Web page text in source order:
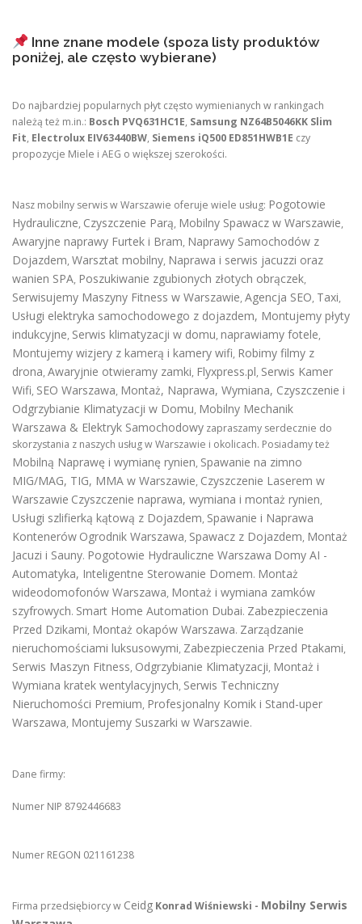
Inne znane modele (spoza listy produktów
poniżej, ale często wybierane)
Do najbardziej popularnych płyt często wymienianych w rankingach
należą też m.in.: Bosch PVQ631HC1E, Samsung NZ64B5046KK Slim
Fit, Electrolux EIV63440BW, Siemens iQ500 ED851HWB1E czy
propozycje Miele i AEG o większej szerokości.
Nasz mobilny serwis w Warszawie oferuje wiele usług: Pogotowie
Hydrauliczne, Czyszczenie Parą, Mobilny Spawacz w Warszawie,
Awaryjne naprawy Furtek i Bram, Naprawy Samochodów z
Dojazdem, Warsztat mobilny, Naprawa i serwis jacuzzi oraz
wanien SPA, Poszukiwanie zgubionych złotych obrączek,
Serwisujemy Maszyny Fitness w Warszawie, Agencja SEO, Taxi,
Usługi elektryka samochodowego z dojazdem, Montujemy płyty
indukcyjne, Serwis klimatyzacji w domu, naprawiamy fotele,
Montujemy wizjery z kamerą i kamery wifi, Robimy filmy z
drona, Awaryjnie otwieramy zamki, Flyxpress.pl, Serwis Kamer
Wifi, SEO Warszawa, Montaż, Naprawa, Wymiana, Czyszczenie i
Odgrzybianie Klimatyzacji w Domu, Mobilny Mechanik
Warszawa & Elektryk Samochodowy zapraszamy serdecznie do
skorzystania z naszych usług w Warszawie i okolicach. Posiadamy też
Mobilną Naprawę i wymianę rynien, Spawanie na zimno
MIG/MAG, TIG, MMA w Warszawie, Czyszczenie Laserem w
Warszawie Czyszczenie naprawa, wymiana i montaż rynien,
Usługi szlifierką kątową z Dojazdem, Spawanie i Naprawa
Kontenerów Ogrodnik Warszawa, Spawacz z Dojazdem, Montaż
Jacuzi i Sauny. Pogotowie Hydrauliczne Warszawa Domy AI -
Automatyka, Inteligentne Sterowanie Domem. Montaż
wideodomofonów Warszawa, Montaż i wymiana zamków
szyfrowych. Smart Home Automation Dubai. Zabezpieczenia
Przed Dzikami, Montaż okapów Warszawa. Zarządzanie
nieruchomościami luksusowymi, Zabezpieczenia Przed Ptakami,
Serwis Maszyn Fitness, Odgrzybianie Klimatyzacji, Montaż i
Wymiana kratek wentylacyjnych, Serwis Techniczny
Nieruchomości Premium, Profesjonalny Komik i Stand-uper
Warszawa, Montujemy Suszarki w Warszawie.
Dane firmy:
Numer NIP 8792446683
Numer REGON 021161238
Firma przedsiębiorcy w Ceidg Konrad Wiśniewski - Mobilny Serwis